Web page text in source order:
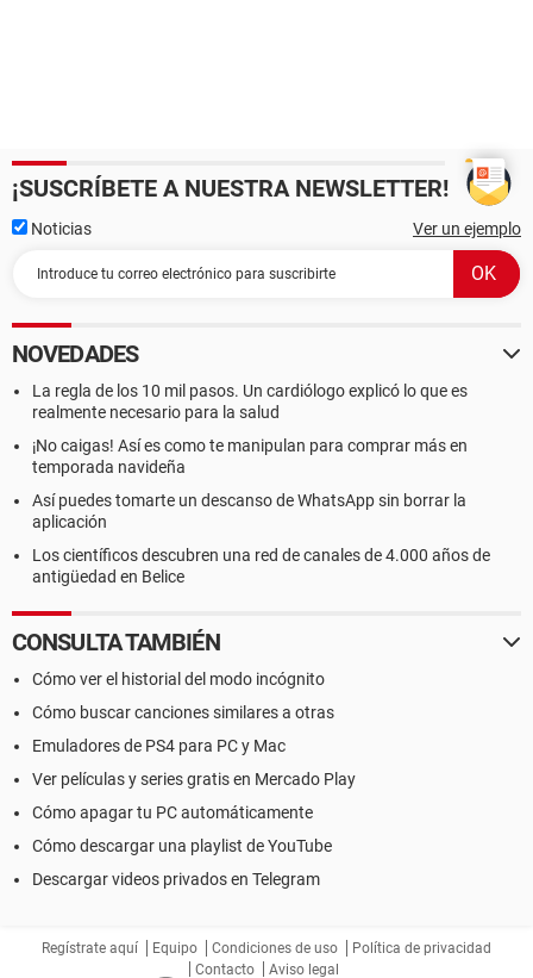
¡SUSCRÍBETE A NUESTRA NEWSLETTER!
Noticias Ver un ejemplo
NOVEDADES
La regla de los 10 mil pasos. Un cardiólogo explicó lo que es
realmente necesario para la salud
¡No caigas! Así es como te manipulan para comprar más en
temporada navideña
Así puedes tomarte un descanso de WhatsApp sin borrar la
aplicación
Los científicos descubren una red de canales de 4.000 años de
antigüedad en Belice
CONSULTA TAMBIÉN
Cómo ver el historial del modo incógnito
Cómo buscar canciones similares a otras
Emuladores de PS4 para PC y Mac
Ver películas y series gratis en Mercado Play
Cómo apagar tu PC automáticamente
Cómo descargar una playlist de YouTube
Descargar videos privados en Telegram
Regístrate aquí Equipo Condiciones de uso
Política de privacidad
Contacto
Aviso legal